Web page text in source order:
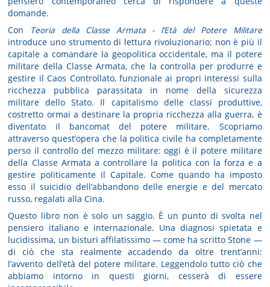
domande.
Con
Teoria della Classe Armata - l’Età del Potere Militare
introduce uno strumento di lettura rivoluzionario: non è più il
capitale a comandare la geopolitica occidentale, ma il potere
militare della Classe Armata, che la controlla per produrre e
gestire il Caos Controllato, funzionale ai propri interessi sulla
ricchezza pubblica parassitata in nome della sicurezza
militare dello Stato. Il capitalismo delle classi produttive,
costretto ormai a destinare la propria ricchezza alla guerra, è
diventato il bancomat del potere militare. Scopriamo
attraverso quest’opera che la politica civile ha completamente
perso il controllo del mezzo militare: oggi è il potere militare
della Classe Armata a controllare la politica con la forza e a
gestire politicamente il Capitale. Come quando ha imposto
esso il suicidio dell’abbandono delle energie e del mercato
russo, regalati alla Cina.
Questo libro non è solo un saggio. È un punto di svolta nel
pensiero italiano e internazionale. Una diagnosi spietata e
lucidissima, un bisturi affilatissimo — come ha scritto Stone —
di ciò che sta realmente accadendo da oltre trent’anni:
l’avvento dell’età del potere militare. Leggendolo tutto ciò che
abbiamo intorno in questi giorni, cesserà di essere